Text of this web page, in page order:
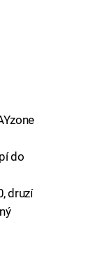
do
druzí